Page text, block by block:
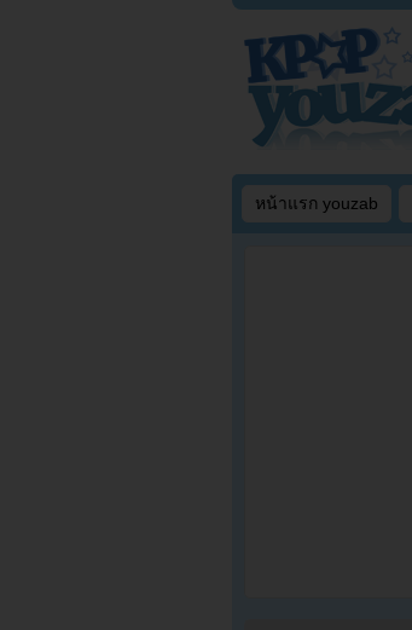
หน้าแรก youzab